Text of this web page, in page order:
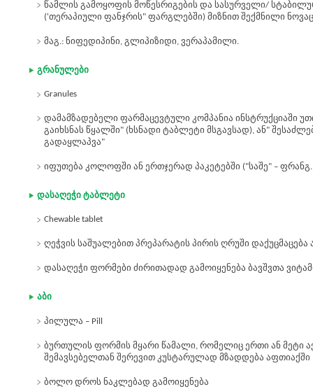
წამლის გამოყოფის მოწესრიგების და სასურველი/
('თერაპიული ფანჯრის" ფარგლებში) მიზნით შექმნილი
მაგ.: ნიფედიპინი, გლიპიზიდი, ვერაპამილი.
გრანულები
Granules
დამამზადებელი ფარმაცევტული კომპანია ინსტრუქციაში
გაიხსნას წყალში" (ხსნადი ტაბლეტი მსგავსად), ან"
გადაყლაპვა"
იფუთება კოლოფში ან ერთჯერად პაკეტებში ("საშე" – ფრანგ.,
დასაღეჭი ტაბლეტი
Chewable tablet
ღეჭვის საშუალებით პრეპარატის პირის ღრუში
დასაღეჭი ფორმები ძირითადად გამოიყენება ბავშვთა
აბი
პილულა – Pill
ბურთულის ფორმის მყარი წამალი, რომელიც ერთი ან მეტი
შემავსებელთან შერევით კუსტარულად მზადდება აფთიაქში
ბოლო დროს ნაკლებად გამოიყენება